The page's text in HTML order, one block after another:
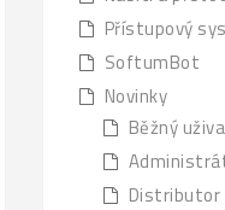
Přístupový
SoftumBot
Novinky
Běžný
Distributor